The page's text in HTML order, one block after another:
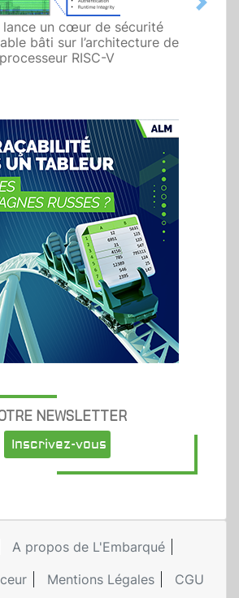
lance un cœur de sécurité
bâti sur l’architecture de
processeur RISC-V
Next
NEWSLETTER
Inscrivez-vous
A propos de L'Embarqué
Mentions Légales CGU